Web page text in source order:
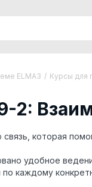
ELMA3 / Курсы для
2:
связь, которая
удобное
по каждому